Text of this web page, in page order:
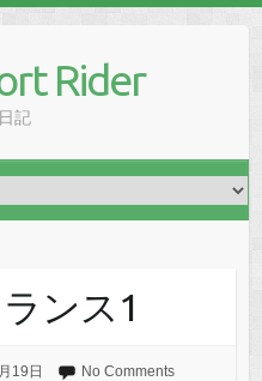
Rider
記
ンス1
19日 No Comments